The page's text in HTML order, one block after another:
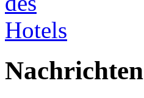
Nachrichten